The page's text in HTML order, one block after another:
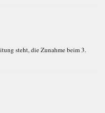
steht, die Zunahme beim 3.